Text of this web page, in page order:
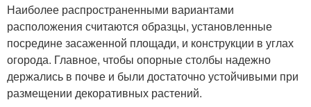
Наиболее распространенными вариантами
расположения считаются образцы, установленные
посредине засаженной площади, и конструкции в углах
огорода. Главное, чтобы опорные столбы надежно
держались в почве и были достаточно устойчивыми при
размещении декоративных растений.